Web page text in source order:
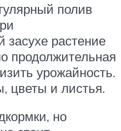
полив
засухе растение
продолжительная
урожайность.
цветы и листья.
но